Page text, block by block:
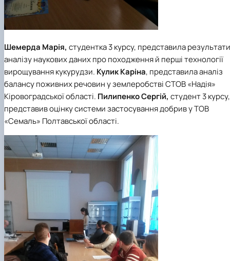
Шемерда Марія, студентка 3 курсу, представила результати
аналізу наукових даних про походження й перші технології
вирощування кукурудзи. Кулик Каріна, представила аналіз
балансу поживних речовин у землеробстві СТОВ «Надія»
Кіровоградської області. Пилипенко Сергій, студент 3 курсу,
представив оцінку системи застосування добрив у ТОВ
«Семаль» Полтавської області.